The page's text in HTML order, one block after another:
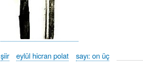
şiir eylül hicran polat sayı: on üç